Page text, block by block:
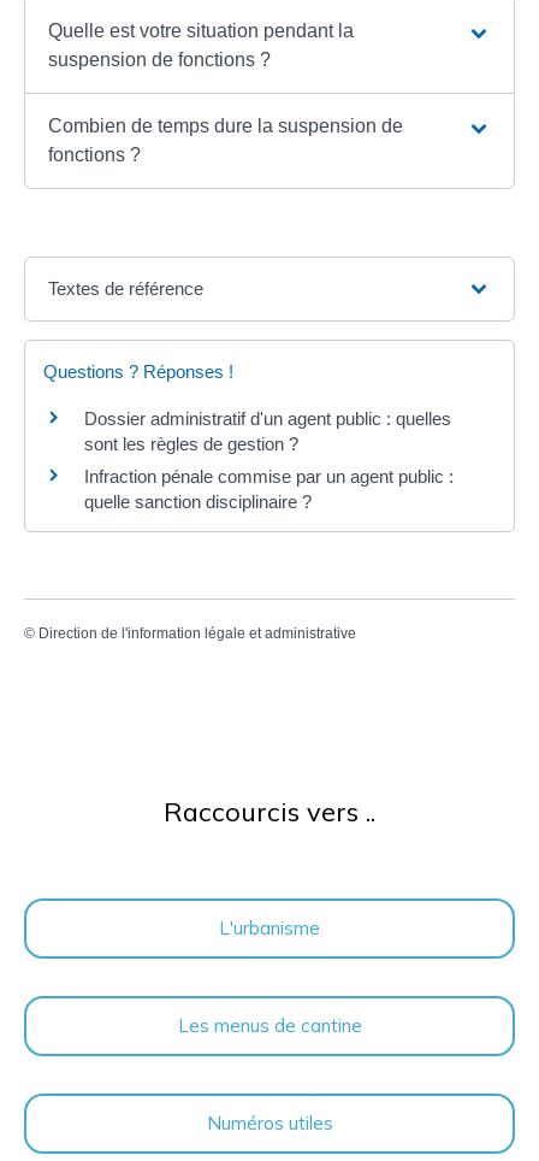
Quelle est votre situation pendant la
suspension de fonctions ?
Combien de temps dure la suspension de
fonctions ?
Textes de référence
Questions ? Réponses !
Dossier administratif d'un agent public : quelles
sont les règles de gestion ?
Infraction pénale commise par un agent public :
quelle sanction disciplinaire ?
© Direction de l'information légale et administrative
Raccourcis vers ..
L'urbanisme
Les menus de cantine
Numéros utiles